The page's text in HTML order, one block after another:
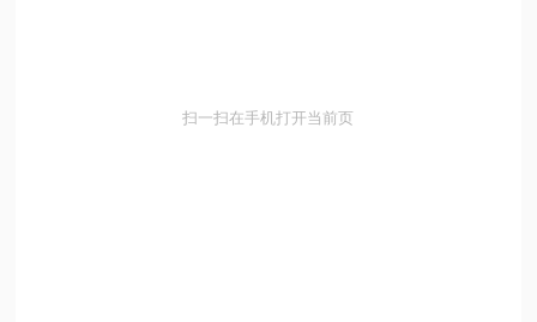
扫一扫在手机打开当前页